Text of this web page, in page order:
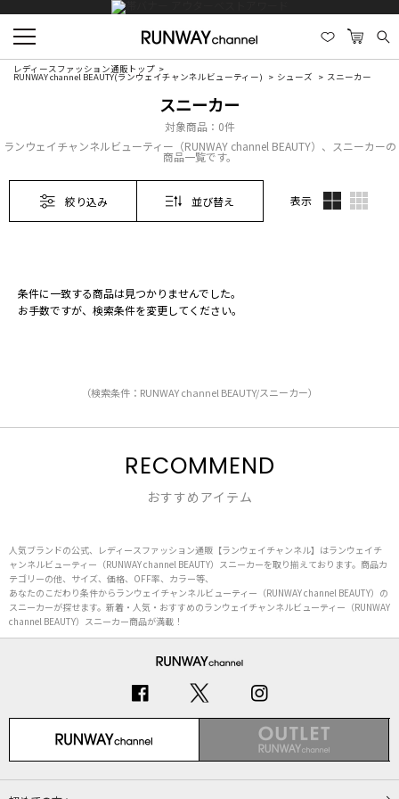
レディースファッション通販トップ
RUNWAY channel BEAUTY(ランウェイチャンネルビューティー) シューズ スニーカー
スニーカー
対象商品： 0件
ランウェイチャンネルビューティー（RUNWAY channel BEAUTY）、スニーカーの
商品一覧です。
絞り込み 並び替え 表示
条件に一致する商品は見つかりませんでした。
お手数ですが、検索条件を変更してください。
（検索条件：RUNWAY channel BEAUTY/スニーカー）
RECOMMEND
おすすめアイテム
人気ブランドの公式、レディースファッション通販【ランウェイチャンネル】はランウェイチ
ャンネルビューティー（RUNWAY channel BEAUTY）スニーカーを取り揃えております。商品カ
テゴリーの他、サイズ、価格、OFF率、カラー等、
あなたのこだわり条件からランウェイチャンネルビューティー（RUNWAY channel BEAUTY）の
スニーカーが探せます。新着・人気・おすすめのランウェイチャンネルビューティー（RUNWAY
channel BEAUTY）スニーカー商品が満載！